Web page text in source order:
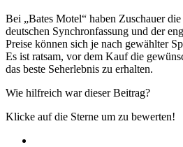
Bei „Bates Motel“ haben Zuschauer
deutschen Synchronfassung und der
Preise können sich je nach gewählter
Es ist ratsam, vor dem Kauf die
das beste Seherlebnis zu erhalten.
Wie hilfreich war dieser Beitrag?
Klicke auf die Sterne um zu bewerten!